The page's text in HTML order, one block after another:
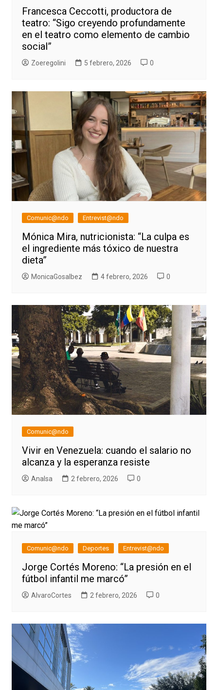
Francesca Ceccotti, productora de
teatro: “Sigo creyendo profundamente
en el teatro como elemento de cambio
social”
Zoeregolini 5 febrero, 2026 0
Comunic@ndo Entrevist@ndo
Mónica Mira, nutricionista: “La culpa es
el ingrediente más tóxico de nuestra
dieta”
MonicaGosalbez 4 febrero, 2026 0
Comunic@ndo
Vivir en Venezuela: cuando el salario no
alcanza y la esperanza resiste
AnaIsa 2 febrero, 2026 0
Comunic@ndo Deportes Entrevist@ndo
Jorge Cortés Moreno: “La presión en el
fútbol infantil me marcó”
AlvaroCortes 2 febrero, 2026 0